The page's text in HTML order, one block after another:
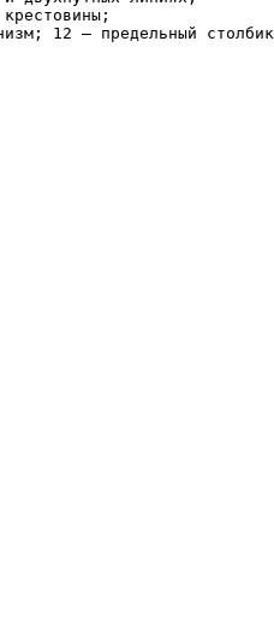
12 – предельный столбик